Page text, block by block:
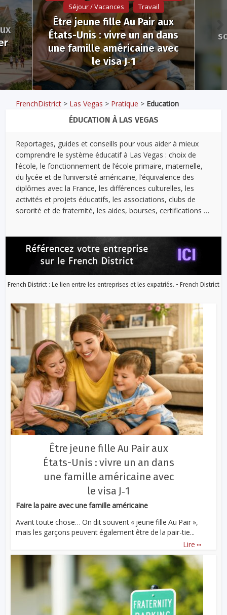
Séjour / Vacances
Travail
Être jeune fille Au Pair aux
États-Unis : vivre un an dans
une famille américaine avec
le visa J‑1
FrenchDistrict > Las Vegas > Pratique > Education
ÉDUCATION À LAS VEGAS
Reportages, guides et conseills pour vous aider à mieux
comprendre le système éducatif à Las Vegas : choix de
l’école, le fonctionnement de l’école primaire, maternelle,
du lycée et de l’université américaine, l’équivalence des
diplômes avec la France, les différences culturelles, les
activités et projets éducatifs, les associations, clubs de
sororité et de fraternité, les aides, bourses, certifications …
French District : Le lien entre les entreprises et les expatriés. - French District
Être jeune fille Au Pair aux
États-Unis : vivre un an dans
une famille américaine avec
le visa J‑1
Faire la paire avec une famille américaine
Avant toute chose… On dit souvent « jeune fille Au Pair »,
mais les garçons peuvent également être de la pair-tie...
Lire ...